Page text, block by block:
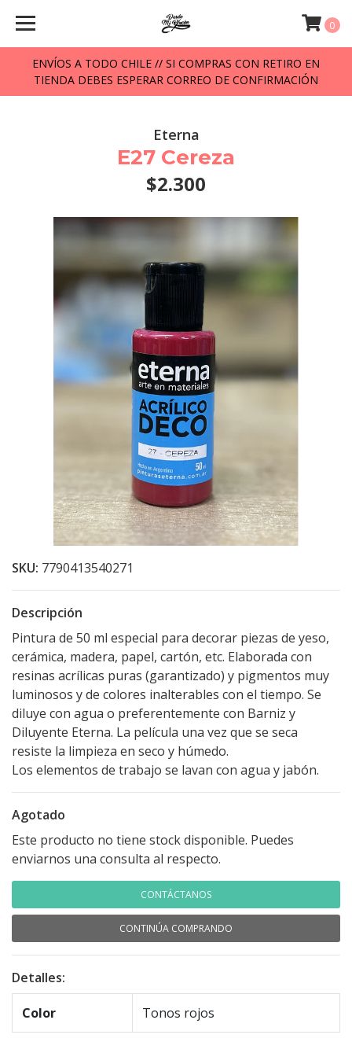
ENVÍOS A TODO CHILE // SI COMPRAS CON RETIRO EN
TIENDA DEBES ESPERAR CORREO DE CONFIRMACIÓN
0
Eterna
E27 Cereza
$2.300
SKU: 7790413540271
Descripción
Pintura de 50 ml especial para decorar piezas de yeso,
cerámica, madera, papel, cartón, etc. Elaborada con
resinas acrílicas puras (garantizado) y pigmentos muy
luminosos y de colores inalterables con el tiempo. Se
diluye con agua o preferentemente con Barniz y
Diluyente Eterna. La película una vez que se seca
resiste la limpieza en seco y húmedo.
Los elementos de trabajo se lavan con agua y jabón.
Agotado
Este producto no tiene stock disponible. Puedes
enviarnos una consulta al respecto.
CONTÁCTANOS
CONTINÚA COMPRANDO
Detalles:
Color Tonos rojos